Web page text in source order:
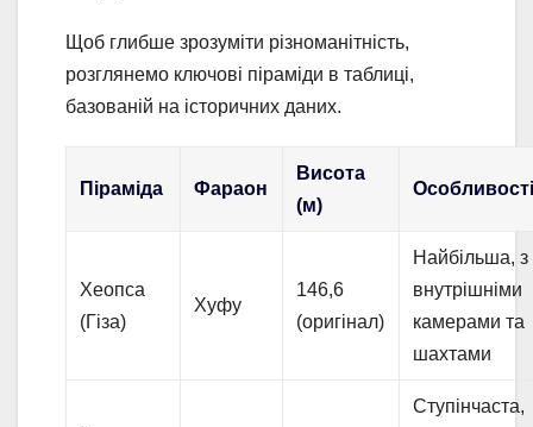
Щоб глибше зрозуміти різноманітність,
розглянемо ключові піраміди в таблиці,
базованій на історичних даних.
Піраміда Фараон
Висота
(м)
Хеопса
(Гіза)
Хуфу
146,6
(оригінал)
Найбільша, з
внутрішніми
камерами та
шахтами
Ступінчаста,